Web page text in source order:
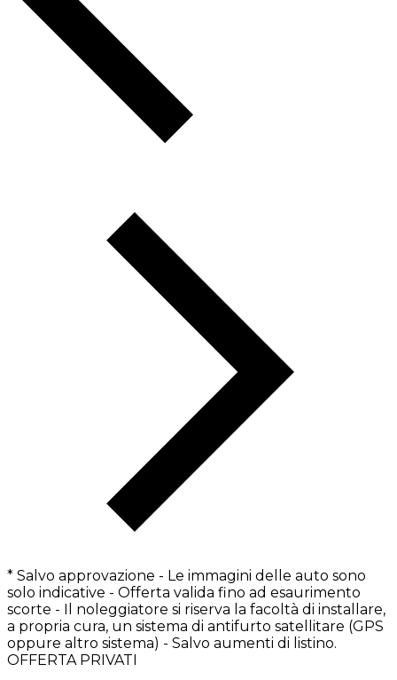
* Salvo approvazione - Le immagini delle auto sono
solo indicative - Offerta valida fino ad esaurimento
scorte - Il noleggiatore si riserva la facoltà di installare,
a propria cura, un sistema di antifurto satellitare (GPS
oppure altro sistema) - Salvo aumenti di listino.
OFFERTA PRIVATI